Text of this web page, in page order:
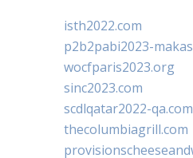
isth2022.com
p2b2pabi2023-
wocfparis2023.org
sinc2023.com
scdlqatar2022-qa.com
thecolumbiagrill.com